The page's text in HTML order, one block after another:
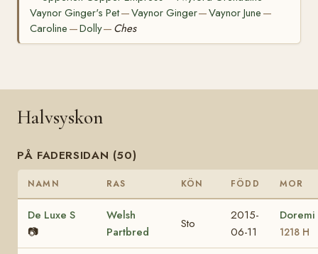
Vaynor Ginger's Pet—Vaynor Ginger—Vaynor June —
Caroline —Dolly— Ches
Halvsyskon
PÅ FADERSIDAN (50)
NAMN RAS KÖN FÖDD MOR
De Luxe S
📷
Welsh
Partbred
Sto
2015-
06-11
Doremi
1218 H